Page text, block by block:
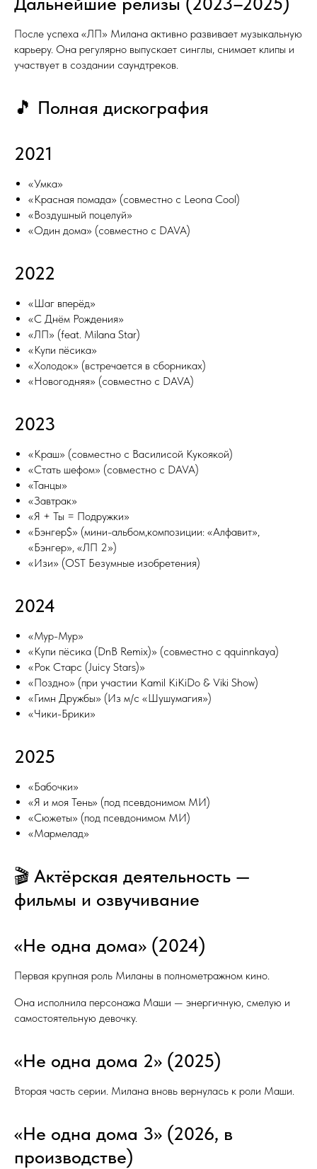
После успеха «ЛП» Милана активно развивает музыкальную
карьеру. Она регулярно выпускает синглы, снимает клипы и
участвует в создании саундтреков.
🎵 Полная дискография
2021
«Умка»
«Красная помада» (совместно с Leona Cool)
«Воздушный поцелуй»
«Один дома» (совместно с DAVA)
2022
«Шаг вперёд»
«С Днём Рождения»
«ЛП» (feat. Milana Star)
«Купи пёсика»
«Холодок» (встречается в сборниках)
«Новогодняя» (совместно с DAVA)
2023
«Краш» (совместно с Василисой Кукоякой)
«Стать шефом» (совместно с DAVA)
«Танцы»
«Завтрак»
«Я + Ты = Подружки»
«Бэнгер$» (мини-альбом,композиции: «Алфавит»,
«Бэнгер», «ЛП 2»)
«Изи» (OST Безумные изобретения)
2024
«Мур-Мур»
«Купи пёсика (DnB Remix)» (совместно с qquinnkaya)
«Рок Старс (Juicy Stars)»
«Поздно» (при участии Kamil KiKiDo & Viki Show)
«Гимн Дружбы» (Из м/c «Шушумагия»)
«Чики-Брики»
2025
«Бабочки»
«Я и моя Тень» (под псевдонимом МИ)
«Сюжеты» (под псевдонимом МИ)
«Мармелад»
🎬 Актёрская деятельность —
фильмы и озвучивание
«Не одна дома» (2024)
Первая крупная роль Миланы в полнометражном кино.
Она исполнила персонажа Маши — энергичную, смелую и
самостоятельную девочку.
«Не одна дома 2» (2025)
Вторая часть серии. Милана вновь вернулась к роли Маши.
«Не одна дома 3» (2026, в
производстве)